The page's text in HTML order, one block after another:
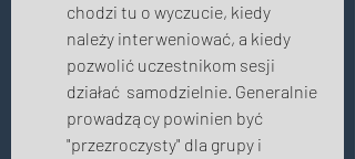
chodzi tu o wyczucie, kiedy
należy interweniować, a kiedy
pozwolić uczestnikom sesji
działać  samodzielnie. Generalnie
prowadzący powinien być
"przezroczysty" dla grupy i